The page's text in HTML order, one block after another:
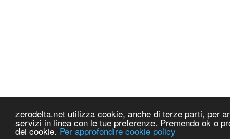
zerodelta.net utilizza cookie, anche di terze parti, per
servizi in linea con le tue preferenze. Premendo ok o
dei cookie. Per approfondire cookie policy